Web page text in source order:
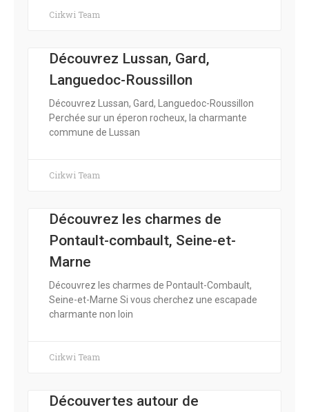
Cirkwi Team
Découvrez Lussan, Gard,
Languedoc-Roussillon
Découvrez Lussan, Gard, Languedoc-Roussillon
Perchée sur un éperon rocheux, la charmante
commune de Lussan
Cirkwi Team
Découvrez les charmes de
Pontault-combault, Seine-et-
Marne
Découvrez les charmes de Pontault-Combault,
Seine-et-Marne Si vous cherchez une escapade
charmante non loin
Cirkwi Team
Découvertes autour de